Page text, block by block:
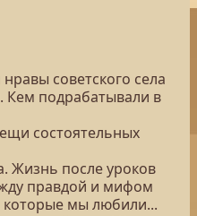
советского села
Кем подрабатывали в
состоятельных
Жизнь после уроков
правдой и мифом
которые мы любили...